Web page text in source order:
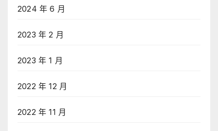
2024 年 6 月
2023 年 2 月
2023 年 1 月
2022 年 12 月
2022 年 11 月